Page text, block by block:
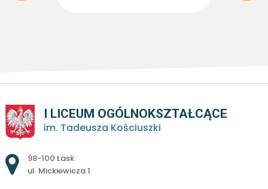
I LICEUM OGÓLNOKSZTAŁCĄCE
im. Tadeusza Kościuszki
Adres pocztowy:
98-100 Łask
ul. Mickiewicza 1